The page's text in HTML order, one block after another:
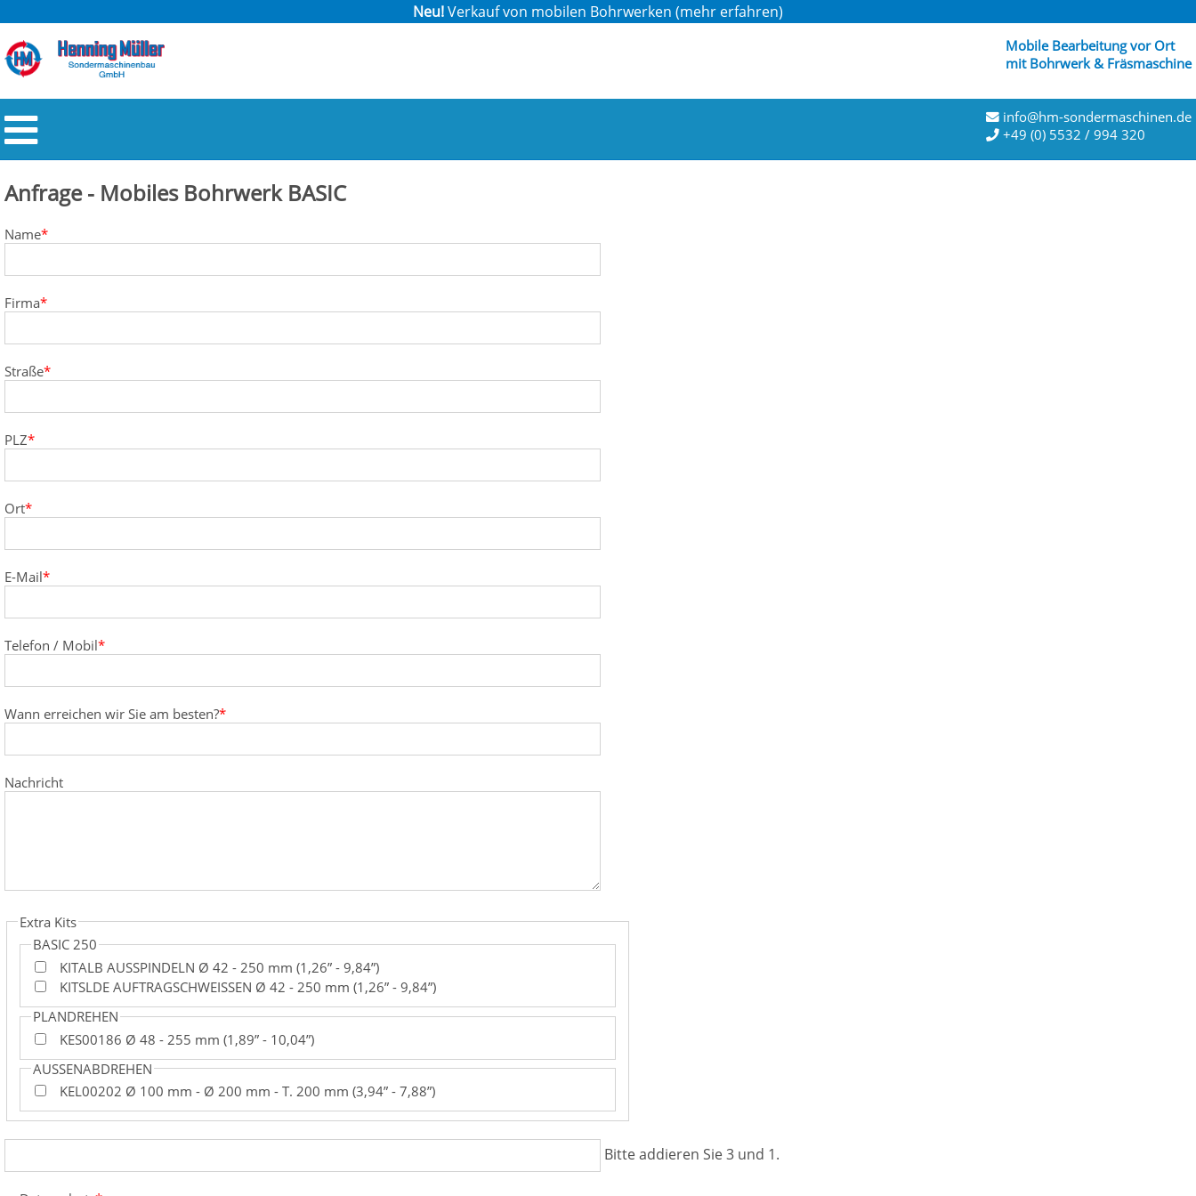
Neu!Verkauf von mobilen Bohrwerken (mehr erfahren)
Mobile Bearbeitung vor Ort
mit Bohrwerk & Fräsmaschine
info@hm-sondermaschinen.de
+49 (0) 5532 / 994 320
Anfrage - Mobiles Bohrwerk BASIC
Pflichtfeld
Name*
Pflichtfeld
Firma*
Pflichtfeld
Straße*
Pflichtfeld
PLZ*
Pflichtfeld
Ort*
Pflichtfeld
E-Mail*
Pflichtfeld
Telefon / Mobil*
Pflichtfeld
Wann erreichen wir Sie am besten?*
Nachricht
Extra Kits
BASIC 250
KITALB AUSSPINDELN Ø 42 - 250 mm (1,26” - 9,84”)
KITSLDE AUFTRAGSCHWEISSEN Ø 42 - 250 mm (1,26” - 9,84”)
PLANDREHEN
KES00186 Ø 48 - 255 mm (1,89” - 10,04”)
AUSSENABDREHEN
KEL00202 Ø 100 mm - Ø 200 mm - T. 200 mm (3,94” - 7,88”)
Bitte addieren Sie 3 und 1.